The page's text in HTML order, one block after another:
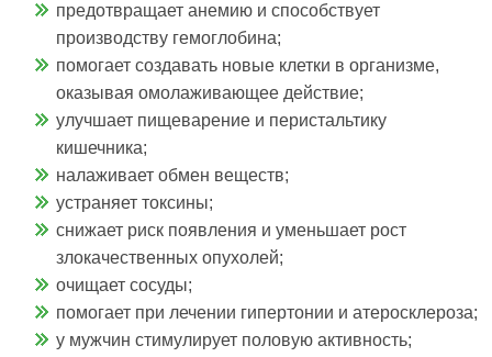
предотвращает анемию и способствует
производству гемоглобина;
помогает создавать новые клетки в организме,
оказывая омолаживающее действие;
улучшает пищеварение и перистальтику
кишечника;
налаживает обмен веществ;
устраняет токсины;
снижает риск появления и уменьшает рост
злокачественных опухолей;
очищает сосуды;
помогает при лечении гипертонии и атеросклероза;
у мужчин стимулирует половую активность;